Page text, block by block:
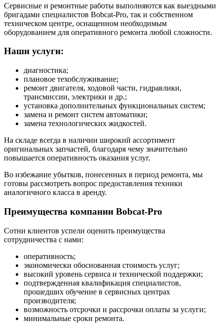
Сервисные и ремонтные работы выполняются как выездными
бригадами специалистов Bobcat-Pro, так и собственном
техническом центре, оснащенном необходимым
оборудованием для оперативного ремонта любой сложности.
Наши услуги:
диагностика;
плановое техобслуживание;
ремонт двигателя, ходовой части, гидравлики,
трансмиссии, электрики и др.;
установка дополнительных функциональных систем;
замена и ремонт систем автоматики;
замена технологических жидкостей.
На складе всегда в наличии широкий ассортимент
оригинальных запчастей, благодаря чему значительно
повышается оперативность оказания услуг.
Во избежание убытков, понесенных в период ремонта, мы
готовы рассмотреть вопрос предоставления техники
аналогичного класса в аренду.
Преимущества компании Bobcat-Pro
Сотни клиентов успели оценить преимущества
сотрудничества с нами:
оперативность;
экономически обоснованная стоимость услуг;
высокий уровень сервиса и технической поддержки;
подтвержденная квалификация специалистов,
прошедших обучение в сервисных центрах
производителя;
возможность отсрочки и рассрочки оплаты за услуги;
минимальные сроки ремонта.